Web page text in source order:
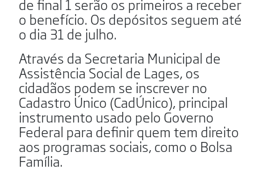
de final 1 serão os primeiros a receber
o benefício. Os depósitos seguem até
o dia 31 de julho.
Através da Secretaria Municipal de
Assistência Social de Lages, os
cidadãos podem se inscrever no
Cadastro Único (CadÚnico), principal
instrumento usado pelo Governo
Federal para definir quem tem direito
aos programas sociais, como o Bolsa
Família.